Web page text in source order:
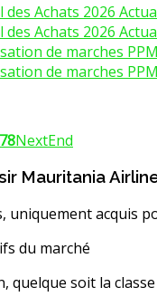
des Achats 2026
des Achats 2026
de marches
de marches
78NextEnd
Mauritania
uniquement acquis
du marché
quelque soit la